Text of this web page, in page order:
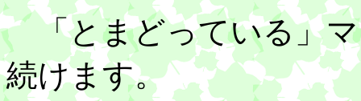
「とまどっている」マ
続けます。